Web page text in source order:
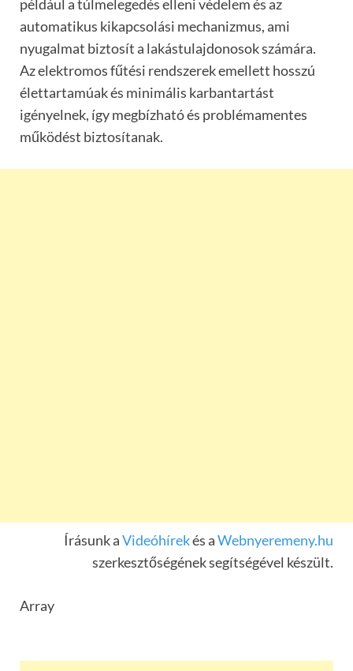
például a túlmelegedés elleni védelemés az
automatikus kikapcsolási mechanizmus, ami
nyugalmat biztosít a lakástulajdonosok számára.
Az elektromos fűtési rendszerek emellett hosszú
élettartamúakés minimális karbantartást
igényelnek, így megbízható és problémamentes
működést biztosítanak.
Írásunk aVideóhírekés aWebnyeremeny.hu
szerkesztőségének segítségével készült.
Array